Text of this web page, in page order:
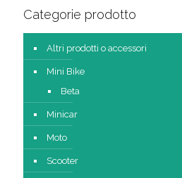
Categorie prodotto
Altri prodotti o accessori
Mini Bike
Beta
Minicar
Moto
Scooter